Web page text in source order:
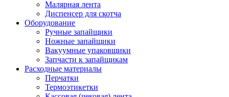
Малярная лента
Диспенсер для скотча
Оборудование
Ручные запайщики
Ножные запайщики
Вакуумные упаковщики
Запчасти к запайщикам
Расходные материалы
Перчатки
Термоэтикетки